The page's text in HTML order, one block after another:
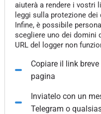
aiuterà a rendere i vostri
leggi sulla protezione dei
Infine, è possibile
scegliere uno dei domini
URL del logger non
Copiare il link
pagina
Inviatelo con un
Telegram o